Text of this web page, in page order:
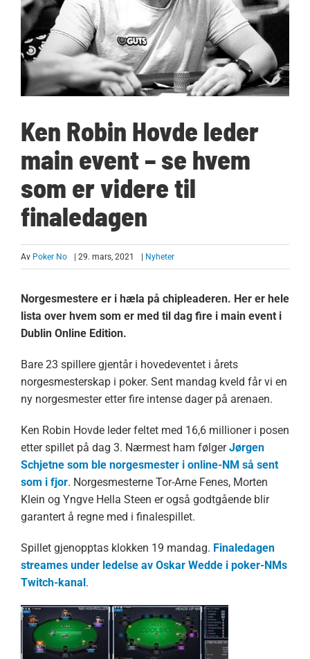
Ken Robin Hovde leder
main event – se hvem
som er videre til
finaledagen
Av Poker No | 29. mars, 2021 | Nyheter
Norgesmestere er i hæla på chipleaderen. Her er hele
lista over hvem som er med til dag fire i main event i
Dublin Online Edition.
Bare 23 spillere gjentår i hovedeventet i årets
norgesmesterskap i poker. Sent mandag kveld får vi en
ny norgesmester etter fire intense dager på arenaen.
Ken Robin Hovde leder feltet med 16,6 millioner i posen
etter spillet på dag 3. Nærmest ham følgerJørgen
Schjetne som ble norgesmester i online-NM så sent
som i fjor. Norgesmesterne Tor-Arne Fenes, Morten
Klein og Yngve Hella Steen er også godtgående blir
garantert å regne med i finalespillet.
Spillet gjenopptas klokken 19 mandag. Finaledagen
streames under ledelse av Oskar Wedde i poker-NMs
Twitch-kanal.